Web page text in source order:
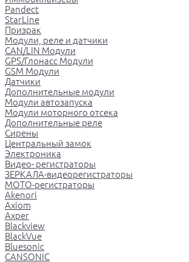
Pandect
StarLine
Призрак
Модули, реле и датчики
CAN/LIN Модули
GPS/Глонасс Модули
GSM Модули
Датчики
Дополнительные модули
Модули автозапуска
Модули моторного отсека
Дополнительные реле
Сирены
Центральный замок
Электроника
Видео- регистраторы
ЗЕРКАЛА-видеорегистраторы
МОТО-регистраторы
Akenori
Axiom
Axper
Blackview
BlackVue
Bluesonic
CANSONIC